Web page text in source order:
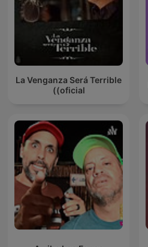
La Venganza Será Terrible
(oficial)